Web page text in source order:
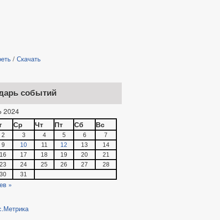
/ Скачать
событий
2024
Ср Чт Пт Сб Вс
2 3 4 5 6
7
9
10 11 12 13
14
16
17 18 19 20
21
23
24 25 26 27
28
30
31
»